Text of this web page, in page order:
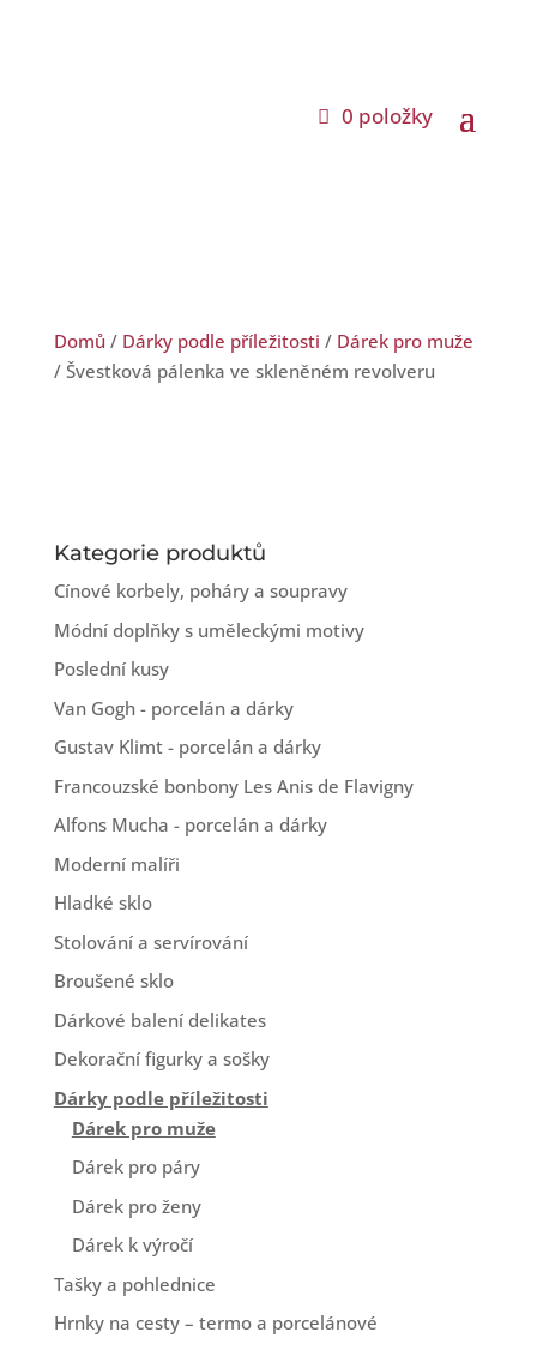
0 položky
Domů/ Dárky podle příležitosti / Dárek pro muže
/ Švestková pálenka ve skleněném revolveru
Kategorie produktů
Cínové korbely, poháry a soupravy
Módní doplňky s uměleckými motivy
Poslední kusy
Van Gogh - porcelán a dárky
Gustav Klimt - porcelán a dárky
Francouzské bonbony Les Anis de Flavigny
Alfons Mucha - porcelán a dárky
Moderní malíři
Hladké sklo
Stolování a servírování
Broušené sklo
Dárkové balení delikates
Dekorační figurky a sošky
Dárky podle příležitosti
Dárek pro muže
Dárek pro páry
Dárek pro ženy
Dárek k výročí
Tašky a pohlednice
Hrnky na cesty – termo a porcelánové